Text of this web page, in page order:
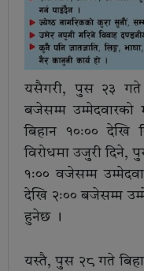
यसैगरी, पुस २३ गते
बजेसम्म उम्मेदवारको
बिहान १०ः०० देखि
विरोधमा उजुरी दिने,
१ः०० वजेसम्म
देखि २ः०० बजेसम्म
हुनेछ ।
यस्तै, पुस २८ गते